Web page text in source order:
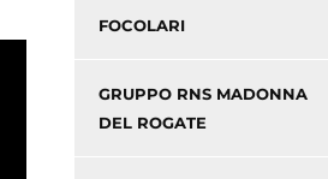
FOCOLARI
GRUPPO RNS MADONNA
DEL ROGATE